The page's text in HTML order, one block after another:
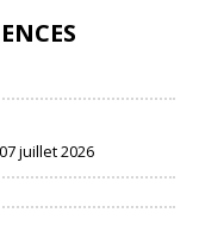
juillet 2026